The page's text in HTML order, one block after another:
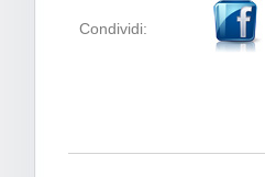
Condividi: